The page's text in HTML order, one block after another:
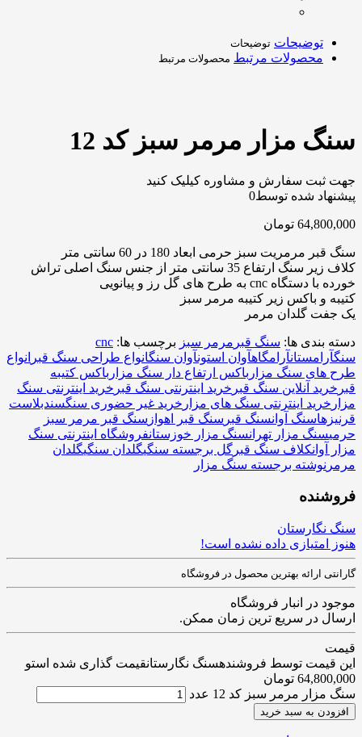
توضیحات توضیحات
محصولات مرتبط محصولات مرتبط
سنگ مزار مرمر سبز کد 12
جهت ثبت سفارش و مشاوره کیلیک کنید
پیشنهاد شده توسط0
64,800,000 تومان
سنگ قبر مرمریت سبز حرمی ابعاد 180 در 60 سانتی متر
کلاف زیر سنگ ارتفاع 35 سانتی متر از جنس سنگ اصلی تراش
خورده با دستگاه cnc به طرح های گل رز و پیانویی
کتیبه و باکس زیر کتیبه مرمر سبز
یک جفت گلدان مرمر
دسته بندی ها: سنگ قبر مرمر سبز برچسب ها: cnc
سنگآرامستانآرامگاهآوان استونآوان سنگانواع طراحی سنگ قبر انواع
طرح های سنگ مزار باکس ارتفاع دار سنگ مزار باکس کتیبه
قبر خرید آنلاین سنگ قبر خرید اینترنتی سنگ قبر خرید اینترنتی سنگ
مزار خرید اینترنتی سنگ های مزار خرید غیر حضوری سنگسندبلاست
قرنیزهاسنگ آوانسنگ قبر سنگ قبر اهواز سنگ قبر مرمر سبز
حرمیسنگ مزار تهرانسنگ مزار خوزستانفروشگاه اینترنتی سنگ
مزار آوانکلاف سنگ قبر گل برجسته سنگیگلدان سنگیگلدان
مرمر نوشته برجسته سنگ مزار
فروشنده
سنگ نگارستان
هنوز امتیازی داده نشده است!
گارانتی ارائه بهترین محصول در فروشگاه
موجود در انبار فروشگاه
ارسال در سریع ترین زمان ممکن.
قیمت
این قیمت توسط فروشندهسنگ نگارستانقیمت گذاری شده استو
64,800,000 تومان
سنگ مزار مرمر سبز کد 12 عدد
افزودن به سبد خرید